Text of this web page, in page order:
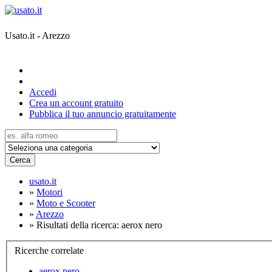
Usato.it - Arezzo
Accedi
Crea un account gratuito
Pubblica il tuo annuncio gratuitamente
Cerca
usato.it
» Motori
» Moto e Scooter
» Arezzo
» Risultati della ricerca: aerox nero
Ricerche correlate